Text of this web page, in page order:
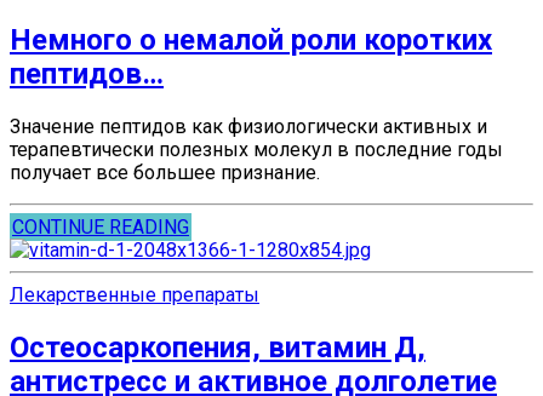
Немного о немалой роли коротких
пептидов…
Значение пептидов как физиологически активных и
терапевтически полезных молекул в последние годы
получает все большее признание.
CONTINUE READING
Лекарственные препараты
Остеосаркопения, витамин Д,
антистресс и активное долголетие